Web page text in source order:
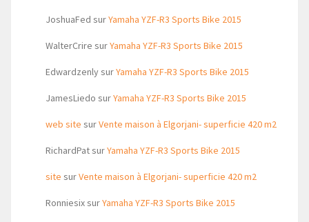
JoshuaFed surYamaha YZF-R3 Sports Bike 2015
WalterCrire surYamaha YZF-R3 Sports Bike 2015
EdwardzenlysurYamaha YZF-R3 Sports Bike 2015
JamesLiedo surYamaha YZF-R3 Sports Bike 2015
web site surVente maison à Elgorjani- superficie 420 m2
RichardPatsurYamaha YZF-R3 Sports Bike 2015
site surVente maison à Elgorjani- superficie 420 m2
RonniesixsurYamaha YZF-R3 Sports Bike 2015